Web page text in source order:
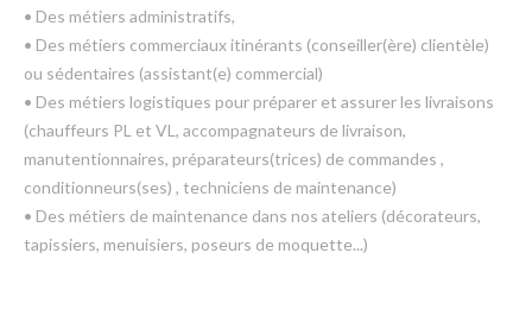
• Des métiers administratifs,
• Des métiers commerciaux itinérants (conseiller(ère) clientèle)
ou sédentaires (assistant(e) commercial)
• Des métiers logistiques pour préparer et assurer les livraisons
(chauffeurs PL et VL, accompagnateurs de livraison,
manutentionnaires, préparateurs(trices) de commandes ,
conditionneurs(ses) , techniciens de maintenance)
• Des métiers de maintenance dans nos ateliers (décorateurs,
tapissiers, menuisiers, poseurs de moquette...)